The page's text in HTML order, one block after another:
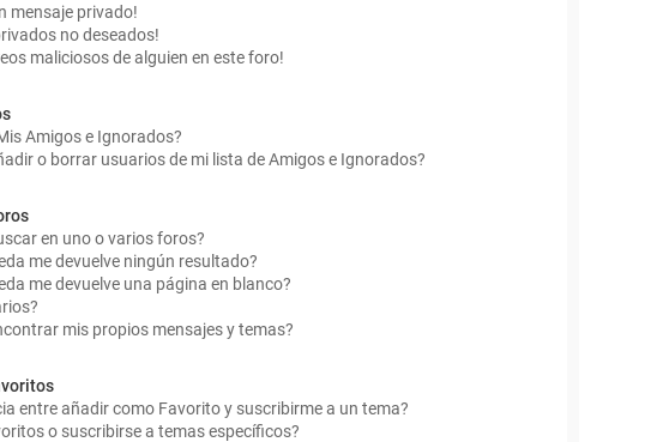
mensaje privado!
no deseados!
maliciosos de alguien en este foro!
Amigos e Ignorados?
o borrar usuarios de mi lista de Amigos e Ignorados?
en uno o varios foros?
me devuelve ningún resultado?
me devuelve una página en blanco?
mis propios mensajes y temas?
entre añadir como Favorito y suscribirme a un tema?
o suscribirse a temas específicos?